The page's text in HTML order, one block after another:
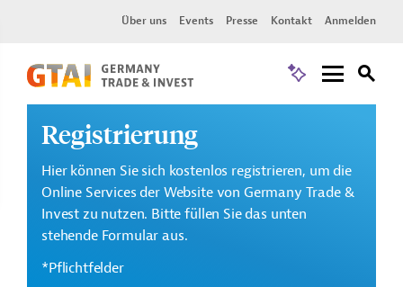
Über uns Events Presse Kontakt Anmelden
Registrierung
Hier können Sie sich kostenlos registrieren, um die
Online Services der Website von Germany Trade &
Invest zu nutzen. Bitte füllen Sie das unten
stehende Formular aus.
*Pflichtfelder